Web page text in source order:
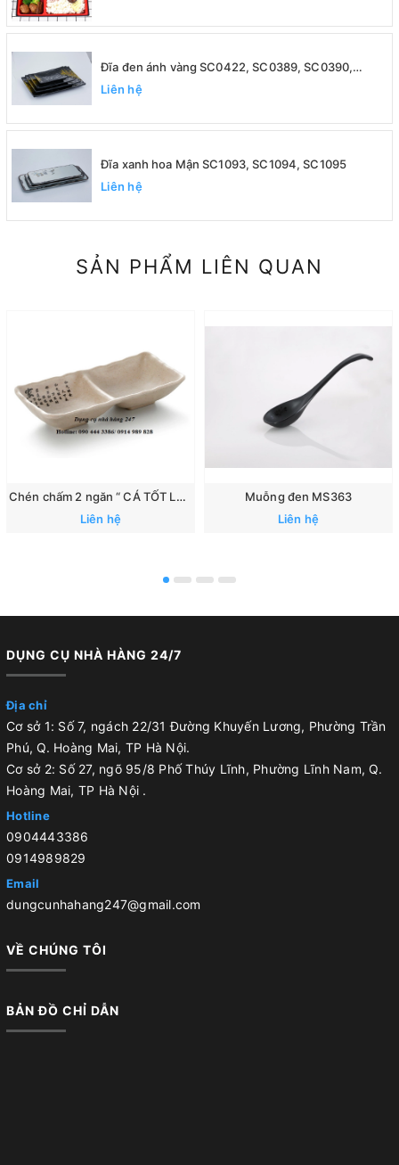
Đĩa đen ánh vàng SC0422, SC0389, SC0390,
SC0391
Liên hệ
Đĩa xanh hoa Mận SC1093, SC1094, SC1095
Liên hệ
SẢN PHẨM LIÊN QUAN
Chén chấm 2 ngăn “ CÁ TỐT LÀNH”: 167
Liên hệ
Muỗng đen MS363
Liên hệ
DỤNG CỤ NHÀ HÀNG 24/7
Địa chỉ
Cơ sở 1: Số 7, ngách 22/31 Đường Khuyến Lương, Phường Trần
Phú, Q. Hoàng Mai, TP Hà Nội.
Cơ sở 2: Số 27, ngõ 95/8 Phố Thúy Lĩnh, Phường Lĩnh Nam, Q.
Hoàng Mai, TP Hà Nội .
Hotline
0904443386
0914989829
Email
dungcunhahang247@gmail.com
VỀ CHÚNG TÔI
BẢN ĐỒ CHỈ DẪN